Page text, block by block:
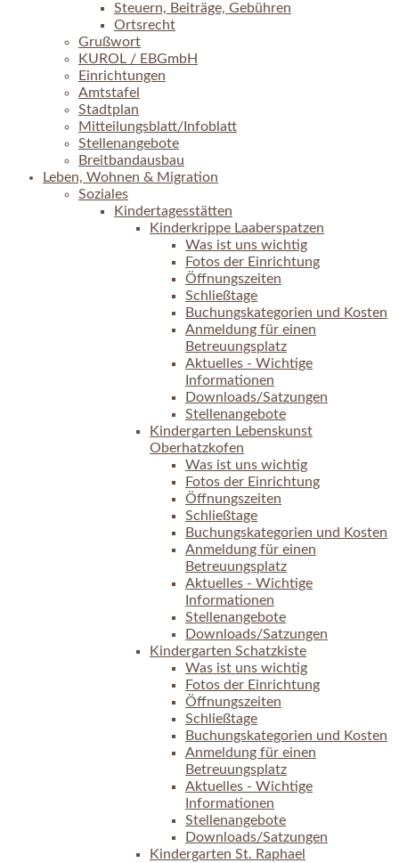
Steuern, Beiträge, Gebühren
Ortsrecht
Grußwort
KUROL / EBGmbH
Einrichtungen
Amtstafel
Stadtplan
Mitteilungsblatt/Infoblatt
Stellenangebote
Breitbandausbau
Leben, Wohnen & Migration
Soziales
Kindertagesstätten
Kinderkrippe Laaberspatzen
Was ist uns wichtig
Fotos der Einrichtung
Öffnungszeiten
Schließtage
Buchungskategorien und Kosten
Anmeldung für einen
Betreuungsplatz
Aktuelles - Wichtige
Informationen
Downloads/Satzungen
Stellenangebote
Kindergarten Lebenskunst
Oberhatzkofen
Was ist uns wichtig
Fotos der Einrichtung
Öffnungszeiten
Schließtage
Buchungskategorien und Kosten
Anmeldung für einen
Betreuungsplatz
Aktuelles - Wichtige
Informationen
Stellenangebote
Downloads/Satzungen
Kindergarten Schatzkiste
Was ist uns wichtig
Fotos der Einrichtung
Öffnungszeiten
Schließtage
Buchungskategorien und Kosten
Anmeldung für einen
Betreuungsplatz
Aktuelles - Wichtige
Informationen
Stellenangebote
Downloads/Satzungen
Kindergarten St. Raphael